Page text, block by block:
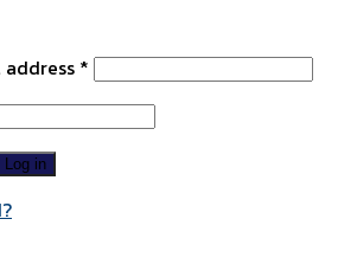
*
Log in